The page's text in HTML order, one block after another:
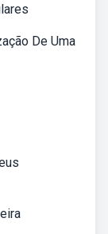
De Uma